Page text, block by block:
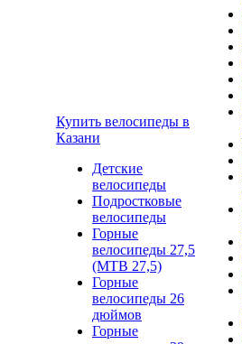
Купить велосипеды в
Казани
Детские
велосипеды
Подростковые
велосипеды
Горные
велосипеды 27,5
(MTB 27,5)
Горные
велосипеды 26
дюймов
Горные